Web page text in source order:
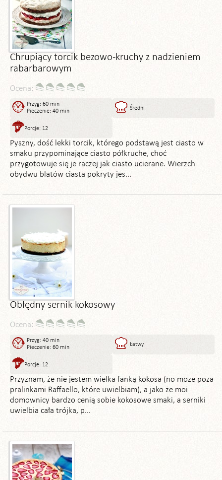
Chrupiący torcik bezowo-kruchy z nadzieniem
rabarbarowym
Ocena:
Przyg: 60 min
Pieczenie: 40 min
Średni
Porcje: 12
Pyszny, dość lekki torcik, którego podstawą jest ciasto w
smaku przypominające ciasto półkruche, choć
przygotowuje się je raczej jak ciasto ucierane. Wierzch
obydwu blatów ciasta pokryty jes...
Obłędny sernik kokosowy
Ocena:
Przyg: 40 min
Pieczenie: 60 min
Łatwy
Porcje: 12
Przyznam, że nie jestem wielka fanką kokosa (no moze poza
pralinkami Raffaello, które uwielbiam), a jako że moi
domownicy bardzo cenią sobie kokosowe smaki, a serniki
uwielbia cała trójka, p...